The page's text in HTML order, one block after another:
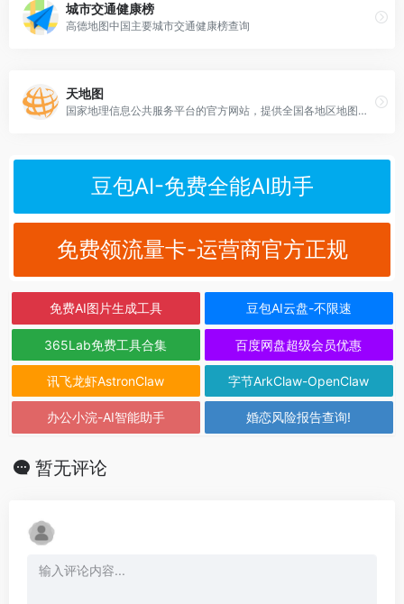
城市交通健康榜
高德地图中国主要城市交通健康榜查询
天地图
国家地理信息公共服务平台的官方网站，提供全国各地区地图和影像的在线服务
豆包AI-免费全能AI助手
免费领流量卡-运营商官方正规
免费AI图片生成工具 豆包AI云盘-不限速
365Lab免费工具合集 百度网盘超级会员优惠
讯飞龙虾AstronClaw 字节ArkClaw-OpenClaw
办公小浣-AI智能助手 婚恋风险报告查询!
暂无评论